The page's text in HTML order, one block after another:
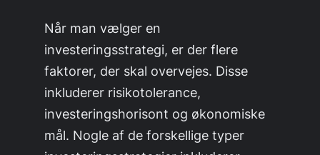
Når man vælger en
investeringsstrategi, er der flere
faktorer, der skal overvejes. Disse
inkluderer risikotolerance,
investeringshorisont og økonomiske
mål. Nogle af de forskellige typer